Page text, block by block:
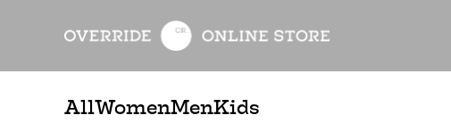
AllWomenMenKids